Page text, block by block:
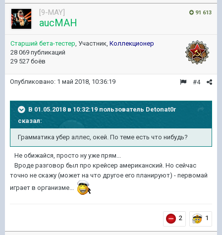
91 613
[9-MAY]
aucMAH
Старший бета-тестер, Участник, Коллекционер
28 069 публикаций
29 527 боёв
#4
Опубликовано: 1 май 2018, 10:36:19
В 01.05.2018 в 10:32:19 пользователь Detonat0r
сказал:
Грамматика убер аллес, окей. По теме есть что нибудь?
Не обижайся, просто ну уже прям...
Вроде разговор был про крейсер американский. Но сейчас
точно не скажу (может на что другое его планируют) - первомай
играет в организме...
2 1